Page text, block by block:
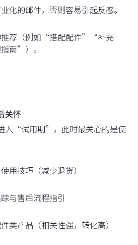
化的邮件，否则容易引起反感。
推荐（例如“搭配配件”“补充
南”）。
关怀
入“试用期”，此时最关心的是使
用技巧（减少退货）
与售后流程指引
类产品（相关性强，转化高）